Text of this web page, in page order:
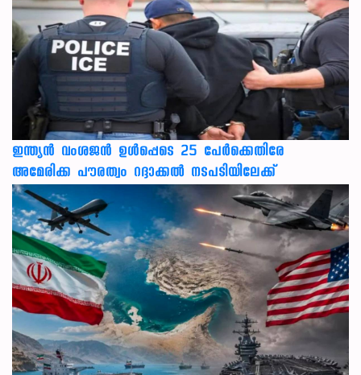
ഇന്ത്യന്‍ വംശജന്‍ ഉള്‍പ്പെടെ 25 പേര്‍ക്കെതിരേ
അമേരിക്ക പൗരത്വം റദ്ദാക്കല്‍ നടപടിയിലേക്ക്